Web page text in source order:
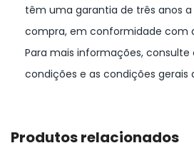
têm uma garantia de três anos
compra, em conformidade com
Para mais informações, consulte
condições e as condições gerais
Produtos relacionados